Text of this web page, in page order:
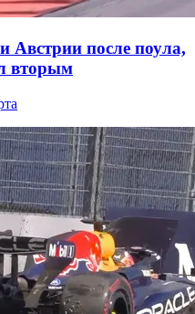
Австрии после поула,
вторым